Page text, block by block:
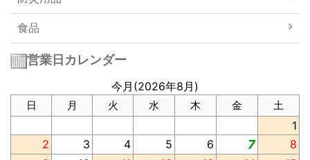
食品
営業日カレンダー
今月(2026年8月)
日 月 火 水 木 金 土
1
2
3 4 5 6 7
8